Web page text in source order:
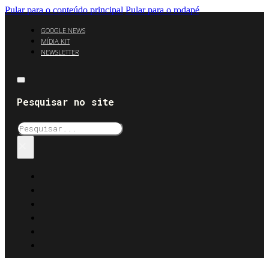
Pular para o conteúdo principal Pular para o rodapé
GOOGLE NEWS
MÍDIA KIT
NEWSLETTER
Pesquisar no site
Pesquisar